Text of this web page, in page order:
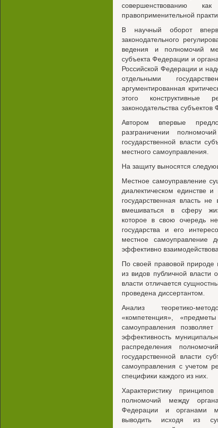
совершенствованию
правоприменительной
В научный оборот
законодательного
ведения и полномочий
субъекта Федерации и
Российской Федерации и
отдельными
аргументированная
этого конструктивные
законодательства
Автором впервые
разграничении
государственной власти
местного самоуправления.
На защиту выносятся
Местное самоуправление
диалектическом единстве
государственная власть
вмешиваться в сферу
которое в свою очередь
государства и его
местное самоуправление
эффективно
По своей правовой природе
из видов публичной власти
власти отличается
проведена диссертантом.
Анализ теоретико-
«компетенция»,
самоуправления
эффективность
распределения
государственной власти
самоуправления с учетом
специфики каждого из них.
Характеристику
полномочий между
Федерации и органами
выводить исходя из